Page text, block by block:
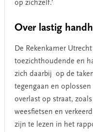
op zichzelf.’
Over lastig
De Rekenkamer
toezichthoudende en
zich daarbij op de
tegengaan en
overlast op straat,
weesfietsen en
zijn te lezen in het